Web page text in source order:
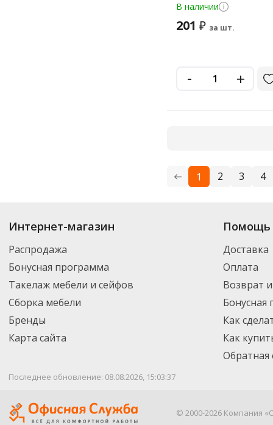
В наличии
201 ₽ за шт.
- +
1 2 3 4
Купить
. В ассортименте
выбрать нужный товар и добавить его в корзину для дальнейшего
транспортной компанией DPD. Для постоянных клиентов - скидка,
Интернет-магазин
Распродажа
Бонусная программа
Такелаж мебели и сейфов
Сборка мебели
Бренды
Карта сайта
Помощь
Доставка
Оплата
Возврат
Бонусная
Как
Как
Обратная
Последнее обновление: 08.08.2026, 15:03:37
© 2000-2026 Компания